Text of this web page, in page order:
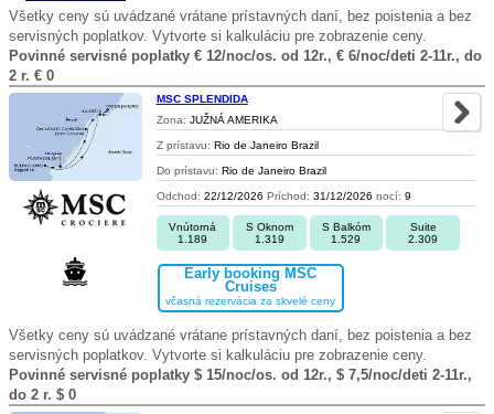
Všetky ceny sú uvádzané vrátane prístavných daní, bez poistenia a bez
servisných poplatkov. Vytvorte si kalkuláciu pre zobrazenie ceny.
Povinné servisné poplatky € 12/noc/os. od 12r., € 6/noc/deti 2-11r., do
2 r. € 0
MSC SPLENDIDA
Zona: JUŽNÁ AMERIKA
Z prístavu: Rio de Janeiro Brazil
Do prístavu: Rio de Janeiro Brazil
Odchod: 22/12/2026 Príchod: 31/12/2026 nocí: 9
Vnútorná
1.189
S Oknom
1.319
S Balkóm
1.529
Suite
2.309
Early booking MSC
Cruises
včasná rezervácia za skvelé ceny
Všetky ceny sú uvádzané vrátane prístavných daní, bez poistenia a bez
servisných poplatkov. Vytvorte si kalkuláciu pre zobrazenie ceny.
Povinné servisné poplatky $ 15/noc/os. od 12r., $ 7,5/noc/deti 2-11r.,
do 2 r. $ 0